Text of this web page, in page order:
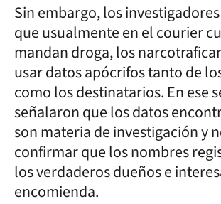
Sin embargo, los
que usualmente en el courier
mandan droga, los
usar datos apócrifos tanto de
como los destinatarios. En ese
señalaron que los datos
son materia de investigación y
confirmar que los nombres
los verdaderos dueños e
encomienda.